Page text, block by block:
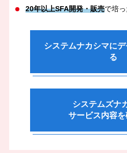
20年以上SFA開発・販売で培
システムナカシマに
る
システムズナ
サービス内容